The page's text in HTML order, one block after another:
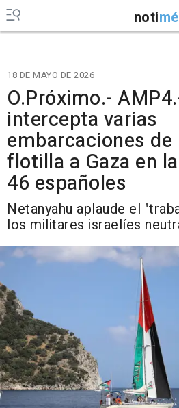
noti
18 DE MAYO DE 2026
O.Próximo.-
intercepta varias
embarcaciones de
flotilla a Gaza en
46 españoles
Netanyahu aplaude el
los militares israelíes